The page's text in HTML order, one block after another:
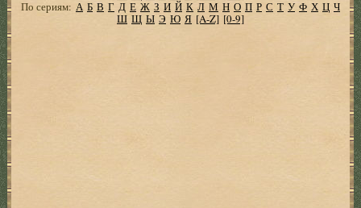
По сериям: А Б В Г Д Е Ж З И Й К Л М Н О П Р С Т У Ф Х Ц Ч
Ш Щ Ы Э Ю Я [A-Z] [0-9]